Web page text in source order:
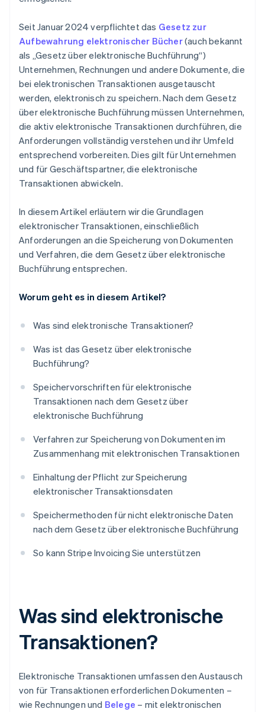
Seit Januar 2024 verpflichtet das Gesetz zur
Aufbewahrung elektronischer Bücher(auch bekannt
als „Gesetz über elektronische Buchführung“)
Unternehmen, Rechnungen und andere Dokumente, die
bei elektronischen Transaktionen ausgetauscht
werden, elektronisch zu speichern. Nach dem Gesetz
über elektronische Buchführung müssen Unternehmen,
die aktiv elektronische Transaktionen durchführen, die
Anforderungen vollständig verstehen und ihr Umfeld
entsprechend vorbereiten. Dies gilt für Unternehmen
und für Geschäftspartner, die elektronische
Transaktionen abwickeln.
In diesem Artikel erläutern wir die Grundlagen
elektronischer Transaktionen, einschließlich
Anforderungen an die Speicherung von Dokumenten
und Verfahren, die dem Gesetz über elektronische
Buchführung entsprechen.
Worum geht es in diesem Artikel?
Was sind elektronische Transaktionen?
Was ist das Gesetz über elektronische
Buchführung?
Speichervorschriften für elektronische
Transaktionen nach dem Gesetz über
elektronische Buchführung
Verfahren zur Speicherung von Dokumenten im
Zusammenhang mit elektronischen Transaktionen
Einhaltung der Pflicht zur Speicherung
elektronischer Transaktionsdaten
Speichermethoden für nicht elektronische Daten
nach dem Gesetz über elektronische Buchführung
So kann Stripe Invoicing Sie unterstützen
Was sind elektronische
Transaktionen?
Elektronische Transaktionen umfassen den Austausch
von für Transaktionen erforderlichen Dokumenten –
wie Rechnungen und Belege – mit elektronischen